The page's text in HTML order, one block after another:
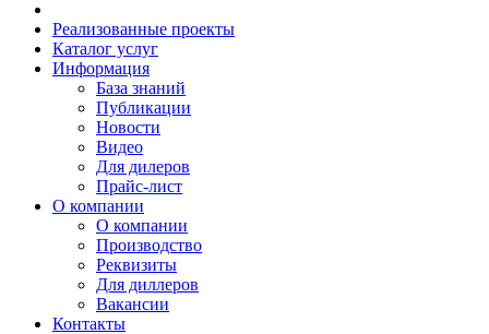
Реализованные проекты
Каталог услуг
Информация
База знаний
Публикации
Новости
Видео
Для дилеров
Прайс-лист
О компании
О компании
Производство
Реквизиты
Для диллеров
Вакансии
Контакты